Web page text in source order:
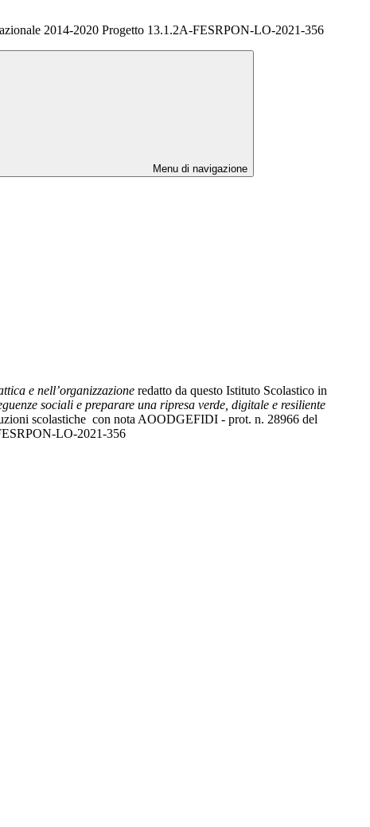
2014-2020 Progetto 13.1.2A-FESRPON-LO-2021-356
Menu di navigazione
e nell’organizzazione redatto da questo Istituto Scolastico in
sociali e preparare una ripresa verde, digitale e resiliente
scolastiche con nota AOODGEFIDI - prot. n. 28966 del
LO-2021-356